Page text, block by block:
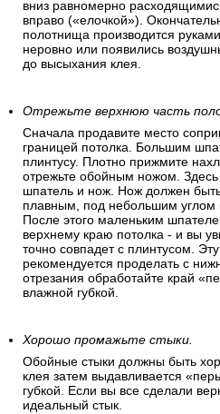
Разглаживайте полосу после
После наклеивания полосу
(пластиковый шпатель для
вниз равномерно
вправо («елочкой»).
полотнища производится
неровно или появились
до высыхания клея.
Отрежьте верхнюю часть
Сначала продавите место
границей потолка. Большим
плинтусу. Плотно прижмите
отрежьте обойным ножом. Здесь
шпатель и нож. Нож должен
плавным, под небольшим углом
верхнему краю потолка - и вы
точно совпадет с плинтусом.
рекомендуется проделать с
отрезания обработайте край
влажной губкой.